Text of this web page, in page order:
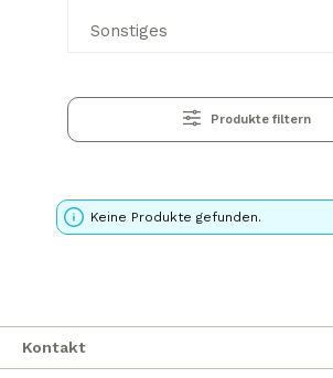
Sonstiges
Produkte filtern
Keine Produkte gefunden.
Kontakt